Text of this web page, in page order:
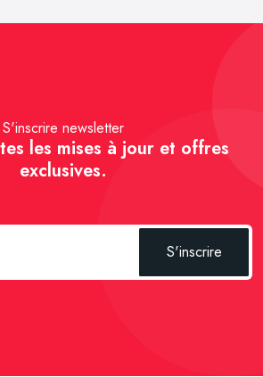
S'inscrire newsletter
les mises à jour et offres
exclusives.
S'inscrire